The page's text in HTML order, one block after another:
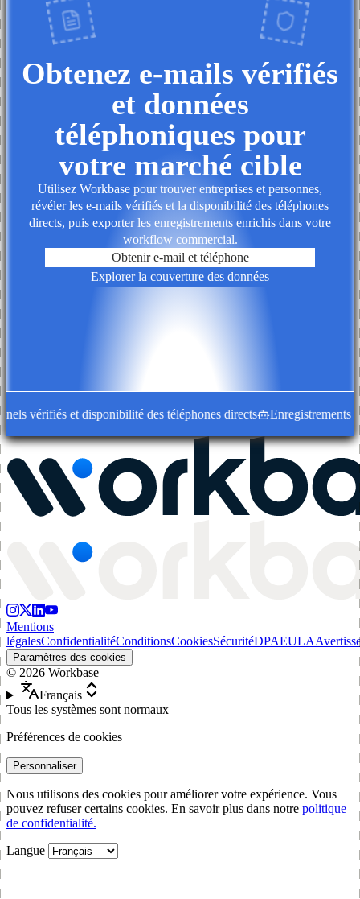
Obtenez e-mails vérifiés
et données
téléphoniques pour
votre marché cible
Utilisez Workbase pour trouver entreprises et personnes,
révéler les e-mails vérifiés et la disponibilité des téléphones
directs, puis exporter les enregistrements enrichis dans votre
workflow commercial.
Obtenir e-mail et téléphone
Explorer la couverture des données
vérifiés et disponibilité des téléphones directs Enregistrements
Mentions
légalesConfidentialitéConditionsCookiesSécuritéDPAEULA
Paramètres des cookies
© 2026 Workbase
Français
Tous les systèmes sont normaux
Préférences de cookies
Personnaliser
Nous utilisons des cookies pour améliorer votre expérience. Vous
pouvez refuser certains cookies. En savoir plus dans notre politique
de confidentialité.
Langue